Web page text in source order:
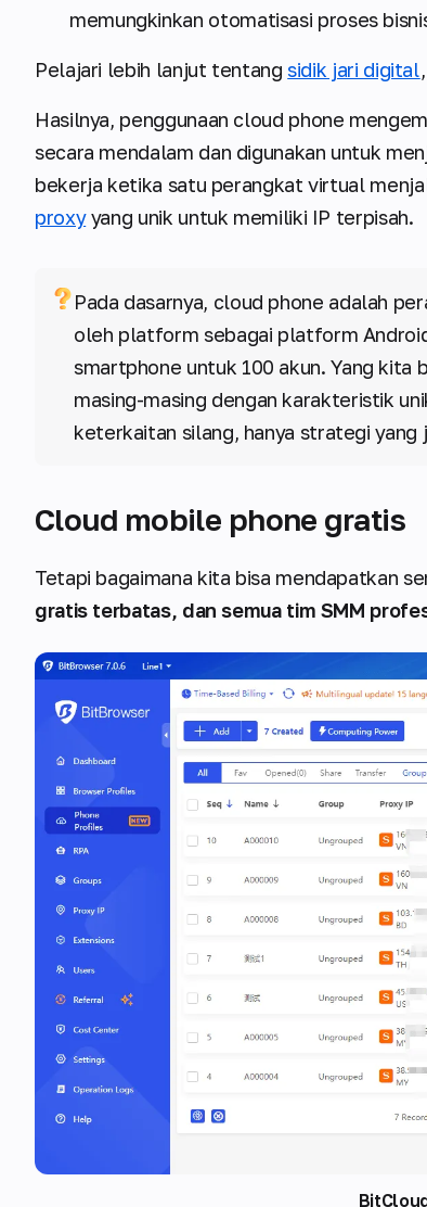
memungkinkan otomatisasi proses
Pelajari lebih lanjut tentangsidik jari digital
Hasilnya, penggunaan cloud phone
secara mendalam dan digunakan untuk
bekerja ketika satu perangkat virtual
proxyyang unik untuk memiliki IP terpisah.
Pada dasarnya, cloud phone adalah
oleh platform sebagai platform
smartphone untuk 100 akun. Yang kita
masing-masing dengan karakteristik
keterkaitan silang, hanya strategi yang
Cloud mobile phone gratis
Tetapi bagaimana kita bisa mendapatkan
gratis terbatas, dan semua tim SMM